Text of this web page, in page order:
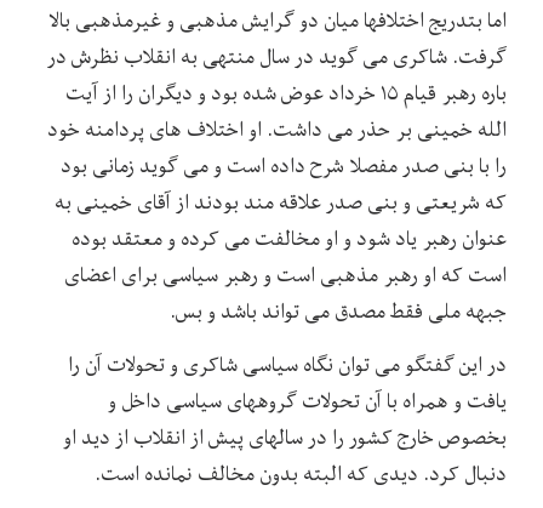
اما بتدریج اختلافها میان دو گرایش مذهبی و غیرمذهبی بالا
گرفت. شاکری می گوید در سال منتهی به انقلاب نظرش در
باره رهبر قیام ۱۵ خرداد عوض شده بود و دیگران را از آیت
الله خمینی بر حذر می داشت. او اختلاف های پردامنه خود
را با بنی صدر مفصلا شرح داده است و می گوید زمانی بود
که شریعتی و بنی صدر علاقه مند بودند از آقای خمینی به
عنوان رهبر یاد شود و او مخالفت می کرده و معتقد بوده
است که او رهبر مذهبی است و رهبر سیاسی برای اعضای
جبهه ملی فقط مصدق می تواند باشد و بس.
در این گفتگو می توان نگاه سیاسی شاکری و تحولات آن را
یافت و همراه با آن تحولات گروههای سیاسی داخل و
بخصوص خارج کشور را در سالهای پیش از انقلاب از دید او
دنبال کرد. دیدی که البته بدون مخالف نمانده است.